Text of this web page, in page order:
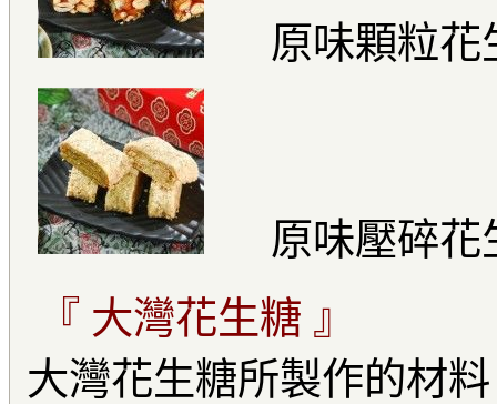
原味顆粒花
原味壓碎花
『 大灣花生糖 』
大灣花生糖所製作的材